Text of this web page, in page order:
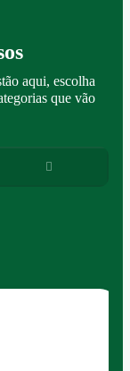
aqui, escolha
que vão